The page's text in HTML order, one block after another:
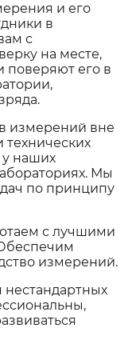
и его
в
с
на месте,
его в
измерений вне
технических
наших
Мы
по принципу
с лучшими
измерений.